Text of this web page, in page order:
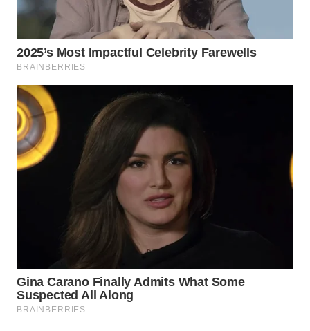
PAKPAK
WN
KARAWANG
WN
BEKASI
WN
BOGOR
TAPANULI
UTARA